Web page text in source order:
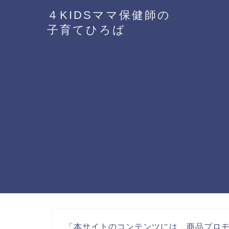
４KIDSママ保健師の
子育てひろば
「本サイトのコンテンツには、商品プロ